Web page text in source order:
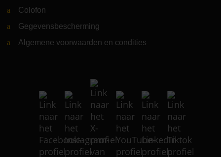
Colofon
Gegevensbescherming
Algemene voorwaarden en condities